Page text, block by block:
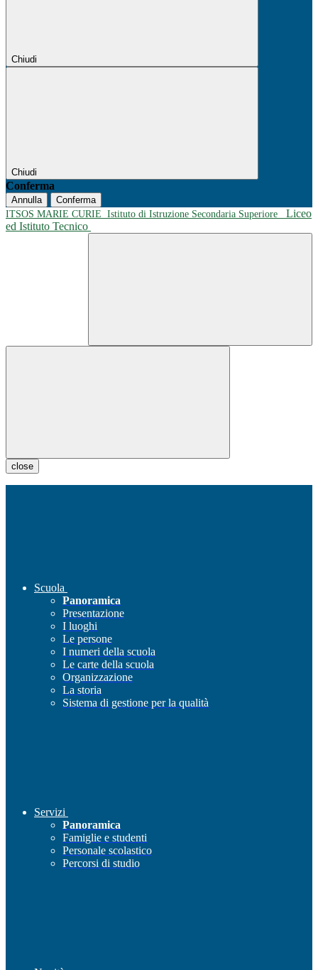
Chiudi
Chiudi
Conferma
Annulla
Conferma
ITSOS MARIE CURIE Istituto di Istruzione Secondaria Superiore
Liceo
ed Istituto Tecnico
close
Scuola
Panoramica
Presentazione
I luoghi
Le persone
I numeri della scuola
Le carte della scuola
Organizzazione
La storia
Sistema di gestione per la qualità
Servizi
Panoramica
Famiglie e studenti
Personale scolastico
Percorsi di studio